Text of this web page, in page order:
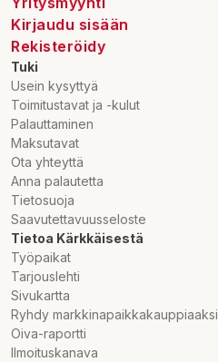
Kirjaudu sisään
Rekisteröidy
Tuki
Usein kysyttyä
Toimitustavat ja -kulut
Palauttaminen
Maksutavat
Ota yhteyttä
Anna palautetta
Tietosuoja
Saavutettavuusseloste
Tietoa Kärkkäisestä
Työpaikat
Tarjouslehti
Sivukartta
Ryhdy markkinapaikkakauppiaaksi
Oiva-raportti
Ilmoituskanava